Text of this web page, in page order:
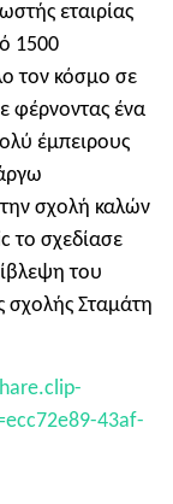
εταιρίας
1500
τον κόσμο σε
φέρνοντας ένα
έμπειρους
σχολή καλών
το σχεδίασε
του
Σταμάτη
43af-